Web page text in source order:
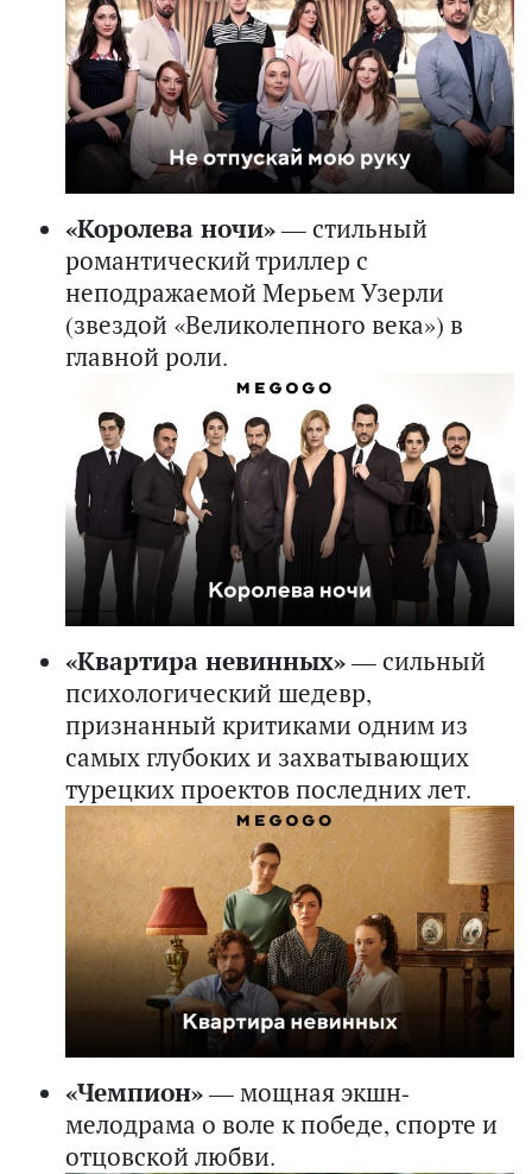
«Королева ночи»— стильный
романтический триллер с
неподражаемой Мерьем Узерли
(звездой «Великолепного века») в
главной роли.
«Квартира невинных»— сильный
психологический шедевр,
признанный критиками одним из
самых глубоких и захватывающих
турецких проектов последних лет.
«Чемпион»— мощная экшн-
мелодрама о воле к победе, спорте и
отцовской любви.